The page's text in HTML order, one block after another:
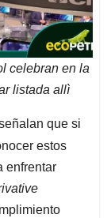
celebran en la
listada allì
que si
estos
enfrentar